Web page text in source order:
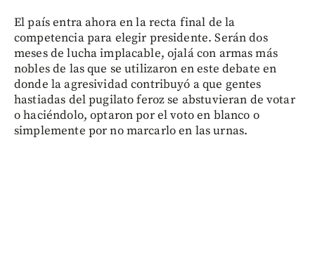
El país entra ahora en la recta final de la
competencia para elegir presidente. Serán dos
meses de lucha implacable, ojalá con armas más
nobles de las que se utilizaron en este debate en
donde la agresividad contribuyó a que gentes
hastiadas del pugilato feroz se abstuvieran de votar
o haciéndolo, optaron por el voto en blanco o
simplemente por no marcarlo en las urnas.